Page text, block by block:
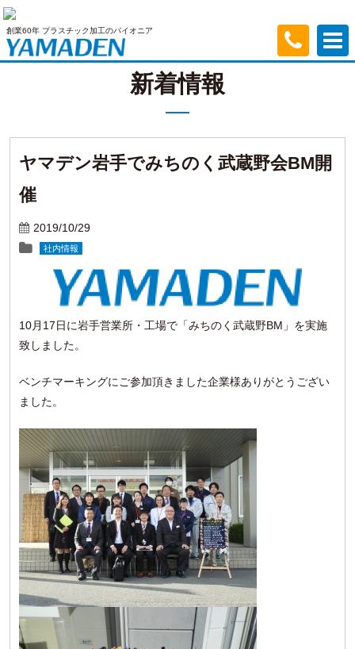
創業60年 プラスチック加工のパイオニア
新着情報
ヤマデン岩手でみちのく武蔵野会BM開
催
2019/10/29
社内情報
10月17日に岩手営業所・工場で「みちのく武蔵野BM」を実施
致しました。
ベンチマーキングにご参加頂きました企業様ありがとうござい
ました。